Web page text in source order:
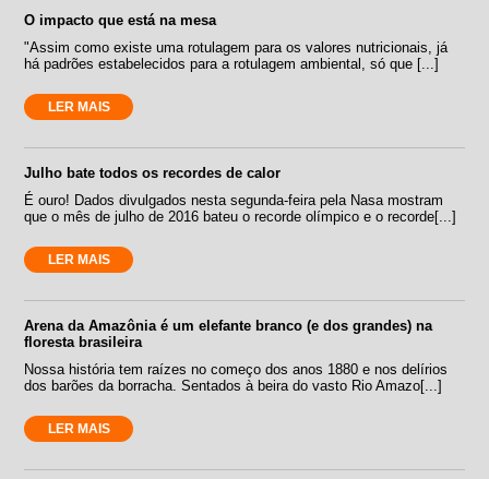
O impacto que está na mesa
"Assim como existe uma rotulagem para os valores nutricionais, já
há padrões estabelecidos para a rotulagem ambiental, só que [...]
LER MAIS
Julho bate todos os recordes de calor
É ouro! Dados divulgados nesta segunda-feira pela Nasa mostram
que o mês de julho de 2016 bateu o recorde olímpico e o recorde[...]
LER MAIS
Arena da Amazônia é um elefante branco (e dos grandes) na
floresta brasileira
Nossa história tem raízes no começo dos anos 1880 e nos delírios
dos barões da borracha. Sentados à beira do vasto Rio Amazo[...]
LER MAIS